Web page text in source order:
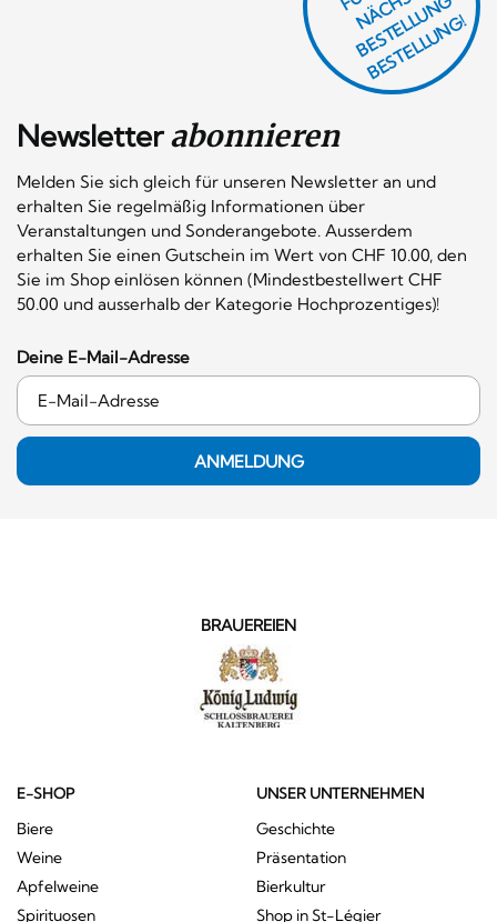
Newsletterabonnieren
Melden Sie sich gleich für unseren Newsletter an und
erhalten Sie regelmäßig Informationen über
Veranstaltungen und Sonderangebote. Ausserdem
erhalten Sie einen Gutschein im Wert von CHF 10.00, den
Sie im Shop einlösen können (Mindestbestellwert CHF
50.00 und ausserhalb der Kategorie Hochprozentiges)!
F
N
H
L
G
G!
Deine E-Mail-Adresse
ANMELDUNG
BRAUEREIEN
E-SHOP
Biere
Weine
Apfelweine
Spirituosen
UNSER UNTERNEHMEN
Geschichte
Präsentation
Bierkultur
Shop in St-Légier